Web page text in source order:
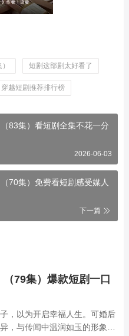
短剧这部剧太好看了
穿越短剧推荐排行榜
83集）看短剧全集不花一分
2026-06-03
70集）免费看短剧感受媒人
下一篇
（79集）爆款短剧一口
，以为开启幸福人生。可婚后
，与传闻中温润如玉的形象大